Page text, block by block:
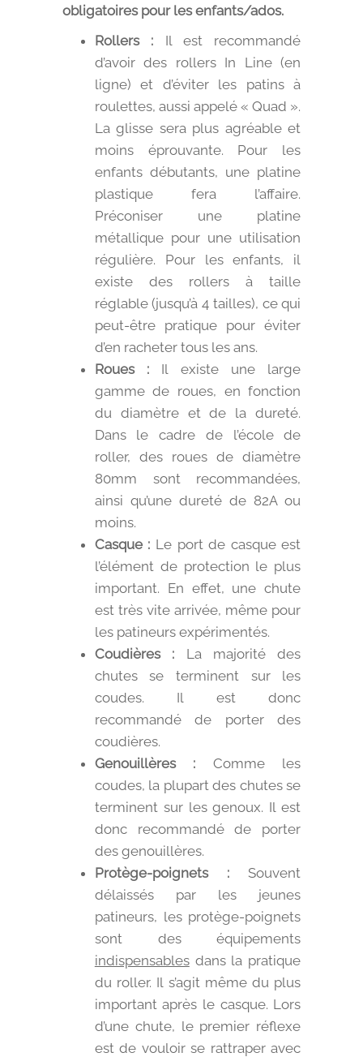
obligatoires pour les enfants/ados.
Rollers : Il est recommandé
d’avoir des rollers In Line (en
ligne) et d’éviter les patins à
roulettes, aussi appelé « Quad ».
La glisse sera plus agréable et
moins éprouvante. Pour les
enfants débutants, une platine
plastique fera l’affaire.
Préconiser une platine
métallique pour une utilisation
régulière. Pour les enfants, il
existe des rollers à taille
réglable (jusqu’à 4 tailles), ce qui
peut-être pratique pour éviter
d’en racheter tous les ans.
Roues : Il existe une large
gamme de roues, en fonction
du diamètre et de la dureté.
Dans le cadre de l’école de
roller, des roues de diamètre
80mm sont recommandées,
ainsi qu’une dureté de 82A ou
moins.
Casque : Le port de casque est
l’élément de protection le plus
important. En effet, une chute
est très vite arrivée, même pour
les patineurs expérimentés.
Coudières : La majorité des
chutes se terminent sur les
coudes. Il est donc
recommandé de porter des
coudières.
Genouillères : Comme les
coudes, la plupart des chutes se
terminent sur les genoux. Il est
donc recommandé de porter
des genouillères.
Protège-poignets : Souvent
délaissés par les jeunes
patineurs, les protège-poignets
sont des équipements
indispensablesdans la pratique
du roller. Il s’agit même du plus
important après le casque. Lors
d’une chute, le premier réflexe
est de vouloir se rattraper avec